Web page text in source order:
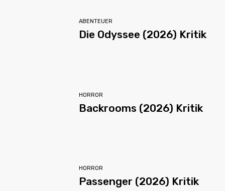
ABENTEUER
Die Odyssee (2026) Kritik
HORROR
Backrooms (2026) Kritik
HORROR
Passenger (2026) Kritik